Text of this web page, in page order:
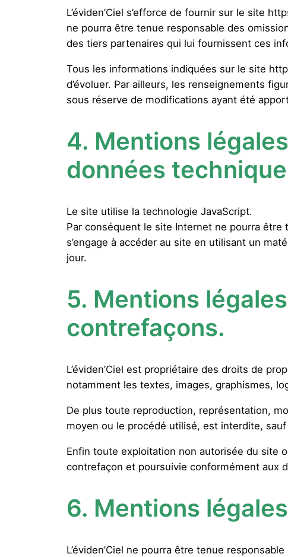
L’éviden’Ciel s’efforce de fournir sur le site
ne pourra être tenue responsable des
des tiers partenaires qui lui fournissent ces
Tous les informations indiquées sur le site
d’évoluer. Par ailleurs, les renseignements
sous réserve de modifications ayant été
4. Mentions
données
Le site utilise la technologie JavaScript.
Par conséquent le site Internet ne pourra être
s’engage à accéder au site en utilisant un
jour.
5. Mentions
contrefaçons.
L’éviden’Ciel est propriétaire des droits de
notamment les textes, images, graphismes,
De plus toute reproduction, représentation,
moyen ou le procédé utilisé, est interdite, sauf
Enfin toute exploitation non autorisée du site
contrefaçon et poursuivie conformément aux
6. Mentions
L’éviden’Ciel ne pourra être tenue